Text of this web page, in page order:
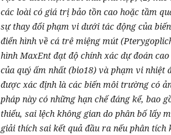
các loài có giá trị bảo tồn cao hoặc tầm
sự thay đổi phạm vi dưới tác động của
điển hình về cá trê miệng mút
hình MaxEnt đạt độ chính xác dự đoán
của quý ấm nhất (bio18) và phạm vi nhiệt
được xác định là các biến môi trường có
pháp này có những hạn chế đáng kể, bao
thiểu, sai lệch không gian do phân bố lấy
giải thích sai kết quả đầu ra nếu phân tích